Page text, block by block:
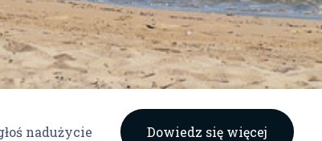
nadużycie Dowiedz się więcej